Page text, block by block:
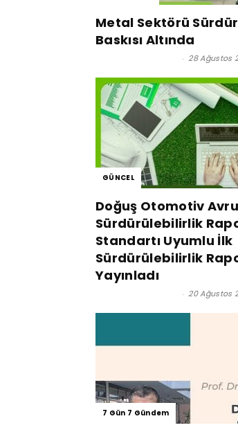
Metal Sektörü
Baskısı Altında
- 28 Ağustos
GÜNCEL
Doğuş Otomotiv
Sürdürülebilirlik
Standartı Uyumlu İlk
Sürdürülebilirlik
Yayınladı
- 20 Ağustos
7 Gün 7 Gündem